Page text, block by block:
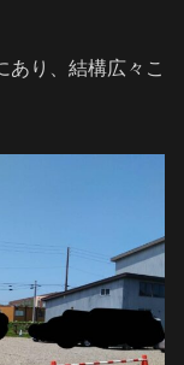
あり、結構広々こ